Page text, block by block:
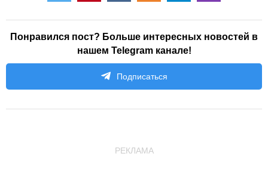
Понравился пост? Больше интересных новостей в
нашем Telegram канале!
Подписаться
РЕКЛАМА